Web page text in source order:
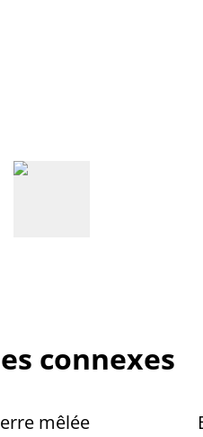
connexes
mêlée